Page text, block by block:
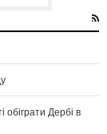
обіграти Дербі в